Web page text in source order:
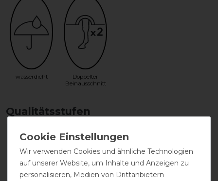
wasserdicht
Doppelter
Beinausschnitt
Qualitätsstufen
Wir verwenden Cookies und ähnliche Technologien
auf unserer Website, um Inhalte und Anzeigen zu
personalisieren, Medien von Drittanbietern